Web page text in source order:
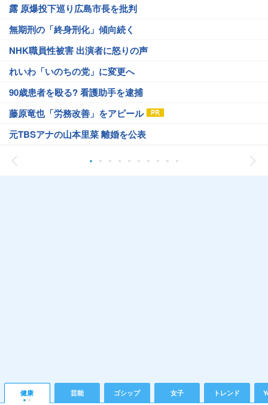
露 原爆投下巡り広島市長を批判
無期刑の「終身刑化」傾向続く
NHK職員性被害 出演者に怒りの声
れいわ「いのちの党」に変更へ
90歳患者を殴る? 看護助手を逮捕
藤原竜也「労務改善」をアピール
元TBSアナの山本里菜 離婚を公表
健康 芸能 ゴシップ 女子 トレンド